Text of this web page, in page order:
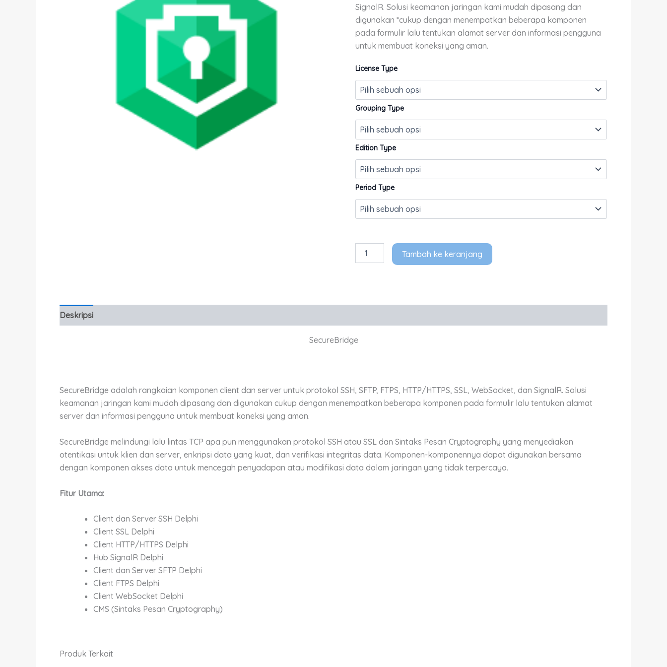
Rp53,800,000.00
SignalR. Solusi keamanan jaringan kami mudah dipasang dan
digunakan *cukup dengan menempatkan beberapa komponen
pada formulir lalu tentukan alamat server dan informasi pengguna
untuk membuat koneksi yang aman.
License Type
Grouping Type
Edition Type
Period Type
Tambah ke keranjang
Deskripsi
SecureBridge
SecureBridge adalah rangkaian komponen client dan server untuk protokol SSH, SFTP, FTPS, HTTP/HTTPS, SSL, WebSocket, dan SignalR. Solusi
keamanan jaringan kami mudah dipasang dan digunakan cukup dengan menempatkan beberapa komponen pada formulir lalu tentukan alamat
server dan informasi pengguna untuk membuat koneksi yang aman.
SecureBridge melindungi lalu lintas TCP apa pun menggunakan protokol SSH atau SSL dan Sintaks Pesan Cryptography yang menyediakan
otentikasi untuk klien dan server, enkripsi data yang kuat, dan verifikasi integritas data. Komponen-komponennya dapat digunakan bersama
dengan komponen akses data untuk mencegah penyadapan atau modifikasi data dalam jaringan yang tidak terpercaya.
Fitur Utama:
Client dan Server SSH Delphi
Client SSL Delphi
Client HTTP/HTTPS Delphi
Hub SignalR Delphi
Client dan Server SFTP Delphi
Client FTPS Delphi
Client WebSocket Delphi
CMS (Sintaks Pesan Cryptography)
Produk Terkait